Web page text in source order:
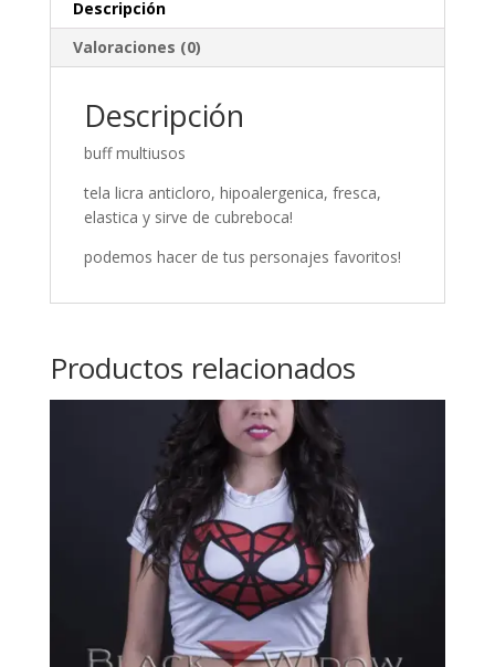
Descripción
Valoraciones (0)
Descripción
buff multiusos
tela licra anticloro, hipoalergenica, fresca,
elastica y sirve de cubreboca!
podemos hacer de tus personajes favoritos!
Productos relacionados